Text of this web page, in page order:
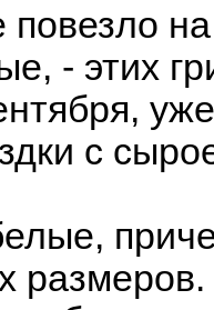
повезло
- этих
с